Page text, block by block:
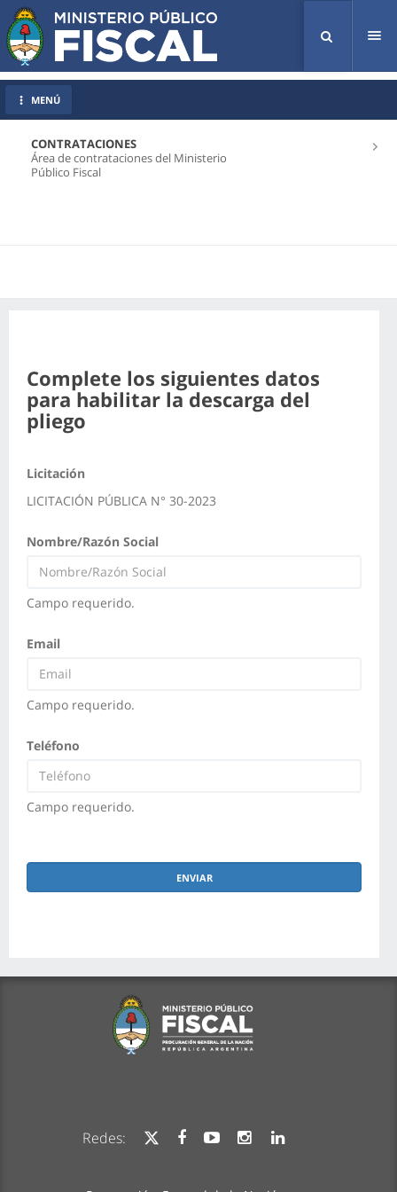
CONTRATACIONES
Área de contrataciones del Ministerio
Público Fiscal
MENÚ
Complete los siguientes datos
para habilitar la descarga del
pliego
Licitación
LICITACIÓN PÚBLICA N° 30-2023
Nombre/Razón Social
Campo requerido.
Email
Campo requerido.
Teléfono
Campo requerido.
Redes: